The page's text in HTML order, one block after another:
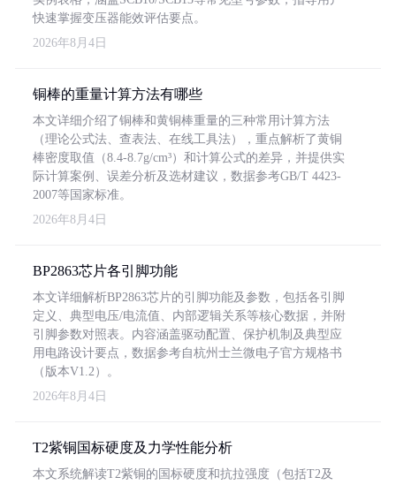
快速掌握变压器能效评估要点。
2026年8月4日
铜棒的重量计算方法有哪些
本文详细介绍了铜棒和黄铜棒重量的三种常用计算方法
（理论公式法、查表法、在线工具法），重点解析了黄铜
棒密度取值（8.4-8.7g/cm³）和计算公式的差异，并提供实
际计算案例、误差分析及选材建议，数据参考GB/T 4423-
2007等国家标准。
2026年8月4日
BP2863芯片各引脚功能
本文详细解析BP2863芯片的引脚功能及参数，包括各引脚
定义、典型电压/电流值、内部逻辑关系等核心数据，并附
引脚参数对照表。内容涵盖驱动配置、保护机制及典型应
用电路设计要点，数据参考自杭州士兰微电子官方规格书
（版本V1.2）。
2026年8月4日
T2紫铜国标硬度及力学性能分析
本文系统解读T2紫铜的国标硬度和抗拉强度（包括T2及